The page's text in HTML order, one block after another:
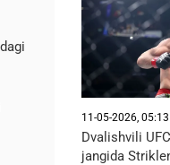
11-05-2026, 05:13
Dvalishvili
jangida